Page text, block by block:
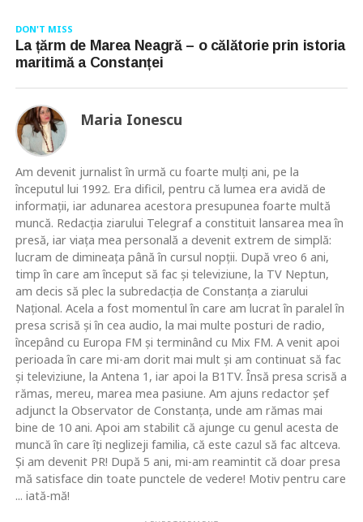
DON'T MISS
La țărm de Marea Neagră – o călătorie prin istoria
maritimă a Constanței
Maria Ionescu
Am devenit jurnalist în urmă cu foarte mulţi ani, pe la
începutul lui 1992. Era dificil, pentru că lumea era avidă de
informaţii, iar adunarea acestora presupunea foarte multă
muncă. Redacţia ziarului Telegraf a constituit lansarea mea în
presă, iar viaţa mea personală a devenit extrem de simplă:
lucram de dimineaţa până în cursul nopţii. După vreo 6 ani,
timp în care am început să fac şi televiziune, la TV Neptun,
am decis să plec la subredacţia de Constanţa a ziarului
Naţional. Acela a fost momentul în care am lucrat în paralel în
presa scrisă şi în cea audio, la mai multe posturi de radio,
începând cu Europa FM şi terminând cu Mix FM. A venit apoi
perioada în care mi-am dorit mai mult şi am continuat să fac
şi televiziune, la Antena 1, iar apoi la B1TV. Însă presa scrisă a
rămas, mereu, marea mea pasiune. Am ajuns redactor şef
adjunct la Observator de Constanţa, unde am rămas mai
bine de 10 ani. Apoi am stabilit că ajunge cu genul acesta de
muncă în care îţi neglizeji familia, că este cazul să fac altceva.
Şi am devenit PR! După 5 ani, mi-am reamintit că doar presa
mă satisface din toate punctele de vedere! Motiv pentru care
... iată-mă!